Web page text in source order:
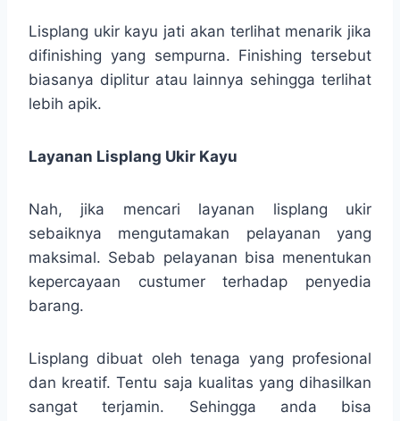
Lisplang ukir kayu jati akan terlihat menarik jika
difinishing yang sempurna. Finishing tersebut
biasanya diplitur atau lainnya sehingga terlihat
lebih apik.
Layanan Lisplang Ukir Kayu
Nah, jika mencari layanan lisplang ukir
sebaiknya mengutamakan pelayanan yang
maksimal. Sebab pelayanan bisa menentukan
kepercayaan custumer terhadap penyedia
barang.
Lisplang dibuat oleh tenaga yang profesional
dan kreatif. Tentu saja kualitas yang dihasilkan
sangat terjamin. Sehingga anda bisa